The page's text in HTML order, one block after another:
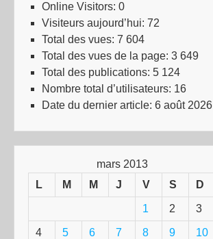
Online Visitors: 0
Visiteurs aujourd’hui: 72
Total des vues: 7 604
Total des vues de la page: 3 649
Total des publications: 5 124
Nombre total d’utilisateurs: 16
Date du dernier article: 6 août 2026
mars 2013
L
M M J V S D
1 2 3
4 5 6 7 8 9 10